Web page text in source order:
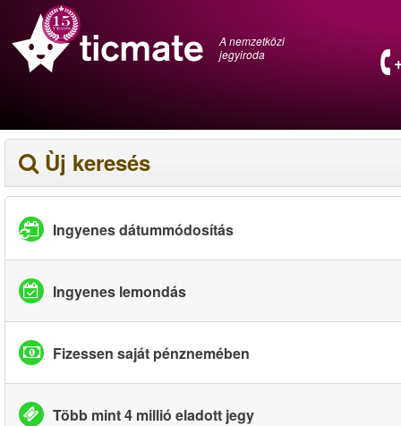
A nemzetközi
jegyiroda
Ùj keresés
Ingyenes dátummódosítás
Ingyenes lemondás
Fizessen saját pénznemében
Több mint 4 millió eladott jegy